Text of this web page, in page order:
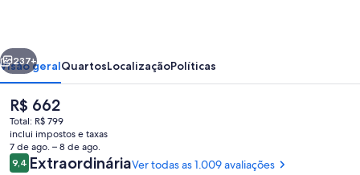
Próximo
237+
Visão geralQuartosLocalizaçãoPolíticas
O
preço
atual
é
R$ 662
R$ 662
Total: R$ 799
inclui impostos e taxas
7 de ago. – 8 de ago.
Avaliações
9,49,4 de 10
ExtraordináriaVer todas as 1.009 avaliações